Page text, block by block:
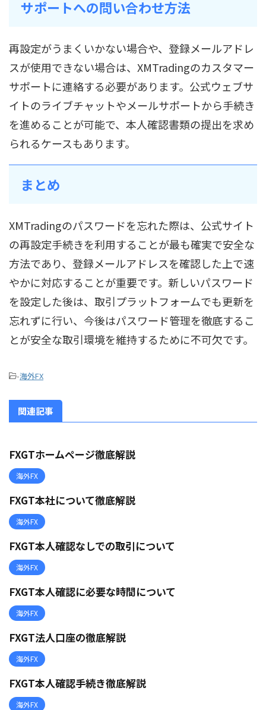
サポートへの問い合わせ方法
再設定がうまくいかない場合や、登録メールアドレ
スが使用できない場合は、XMTradingのカスタマー
サポートに連絡する必要があります。公式ウェブサ
イトのライブチャットやメールサポートから手続き
を進めることが可能で、本人確認書類の提出を求め
られるケースもあります。
まとめ
XMTradingのパスワードを忘れた際は、公式サイト
の再設定手続きを利用することが最も確実で安全な
方法であり、登録メールアドレスを確認した上で速
やかに対応することが重要です。新しいパスワード
を設定した後は、取引プラットフォームでも更新を
忘れずに行い、今後はパスワード管理を徹底するこ
とが安全な取引環境を維持するために不可欠です。
-海外FX
関連記事
FXGTホームページ徹底解説
海外FX
FXGT本社について徹底解説
海外FX
FXGT本人確認なしでの取引について
海外FX
FXGT本人確認に必要な時間について
海外FX
FXGT法人口座の徹底解説
海外FX
FXGT本人確認手続き徹底解説
海外FX